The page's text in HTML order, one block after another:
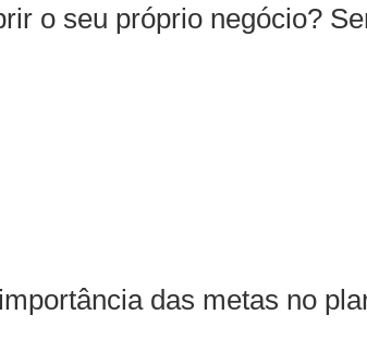
o seu próprio negócio?
das metas no